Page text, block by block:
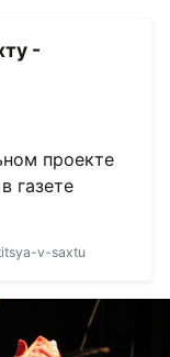
-
проекте
газете
v-saxtu